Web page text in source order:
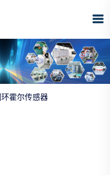
霍尔传感器